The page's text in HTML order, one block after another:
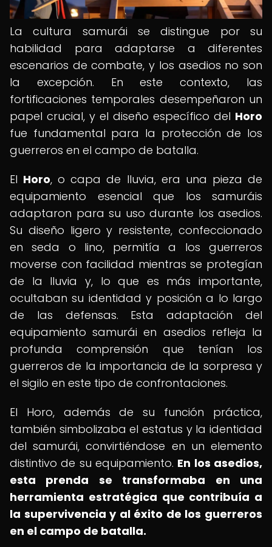
La cultura samurái se distingue por su
habilidad para adaptarse a diferentes
escenarios de combate, y los asedios no son
la excepción. En este contexto, las
fortificaciones temporales desempeñaron un
papel crucial, y el diseño específico del Horo
fue fundamental para la protección de los
guerreros en el campo de batalla.
El Horo, o capa de lluvia, era una pieza de
equipamiento esencial que los samuráis
adaptaron para su uso durante los asedios.
Su diseño ligero y resistente, confeccionado
en seda o lino, permitía a los guerreros
moverse con facilidad mientras se protegían
de la lluvia y, lo que es más importante,
ocultaban su identidad y posición a lo largo
de las defensas. Esta adaptación del
equipamiento samurái en asedios refleja la
profunda comprensión que tenían los
guerreros de la importancia de la sorpresa y
el sigilo en este tipo de confrontaciones.
El Horo, además de su función práctica,
también simbolizaba el estatus y la identidad
del samurái, convirtiéndose en un elemento
distintivo de su equipamiento. En los asedios,
esta prenda se transformaba en una
herramienta estratégica que contribuía a
la supervivencia y al éxito de los guerreros
en el campo de batalla.